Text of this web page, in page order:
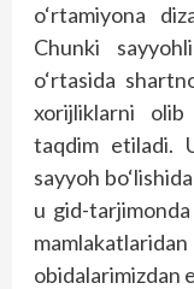
o‘rtamiyona
Chunki
o‘rtasida
xorijliklarni
taqdim etiladi.
sayyoh
u gid-
obidalarimizdan